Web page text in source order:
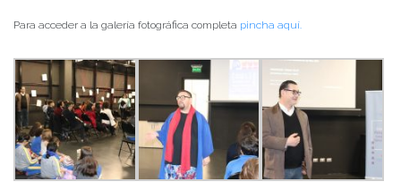
Para acceder a la galería fotográfica completa pincha aquí.